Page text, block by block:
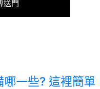
送門
一些? 這裡簡單